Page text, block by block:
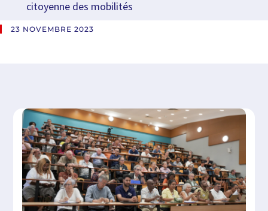
citoyenne des mobilités
23 NOVEMBRE 2023